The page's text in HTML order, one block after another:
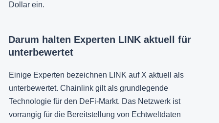
Dollar ein.
Darum halten Experten LINK aktuell für
unterbewertet
Einige Experten bezeichnen LINK auf X aktuell als
unterbewertet. Chainlink gilt als grundlegende
Technologie für den DeFi-Markt. Das Netzwerk ist
vorrangig für die Bereitstellung von Echtweltdaten